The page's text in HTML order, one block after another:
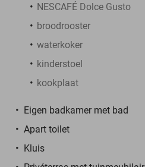
NESCAFÉ Dolce Gusto
broodrooster
waterkoker
kinderstoel
kookplaat
Eigen badkamer met bad
Apart toilet
Kluis